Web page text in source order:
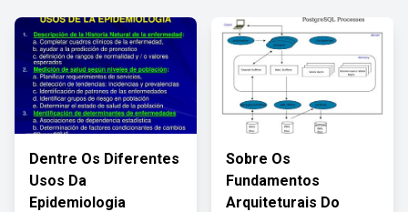
Dentre Os Diferentes
Usos Da
Epidemiologia
Sobre Os
Fundamentos
Arquiteturais Do